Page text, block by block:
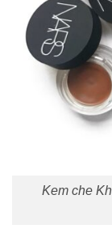
Kem che